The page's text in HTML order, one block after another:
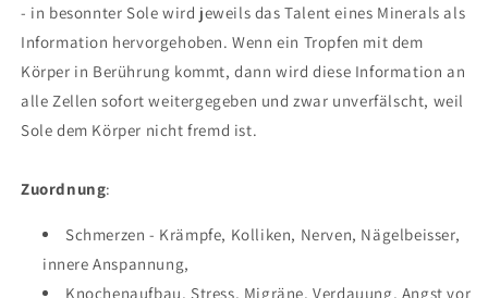
- in besonnter Sole wird jeweils das Talent eines Minerals als
Information hervorgehoben. Wenn ein Tropfen mit dem
Körper in Berührung kommt, dann wird diese Information an
alle Zellen sofort weitergegeben und zwar unverfälscht, weil
Sole dem Körper nicht fremd ist.
Zuordnung:
Schmerzen - Krämpfe, Kolliken, Nerven, Nägelbeisser,
innere Anspannung,
Knochenaufbau, Stress, Migräne, Verdauung, Angst vor